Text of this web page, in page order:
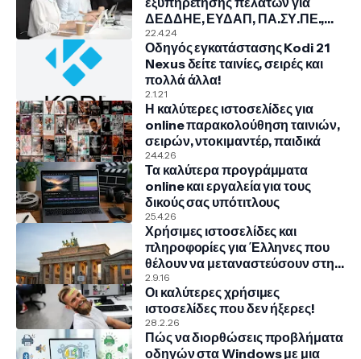
ΔΕΔΔΗΕ, ΕΥΔΑΠ, ΠΑ.ΣΥ.ΠΕ.,
COSMOTE, NOVA, VODAFONE
22.4.24
Οδηγός εγκατάστασης Kodi 21
Nexus δείτε ταινίες, σειρές και
πολλά άλλα!
2.1.21
Η καλύτερες ιστοσελίδες για
online παρακολούθηση ταινιών,
σειρών, ντοκιμαντέρ, παιδικά
24.4.26
Τα καλύτερα προγράμματα
online και εργαλεία για τους
δικούς σας υπότιτλους
25.4.26
Χρήσιμες ιστοσελίδες και
πληροφορίες για Έλληνες που
θέλουν να μεταναστεύσουν στην
Γερμανία
2.9.16
Οι καλύτερες χρήσιμες
ιστοσελίδες που δεν ήξερες!
28.2.26
Πώς να διορθώσεις προβλήματα
οδηγών στα Windows με μια